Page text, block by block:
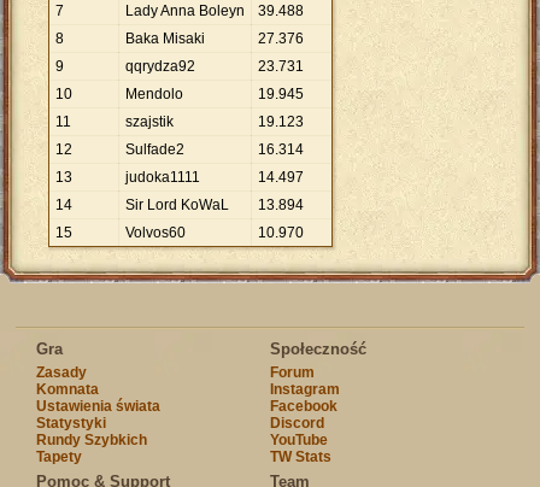
7
Lady Anna Boleyn 39.488
8
Baka Misaki 27.376
9
qqrydza92 23.731
10
Mendolo 19.945
11
szajstik 19.123
12
Sulfade2 16.314
13
judoka1111 14.497
14
Sir Lord KoWaL 13.894
15
Volvos60 10.970
Gra
Zasady
Komnata
Ustawienia świata
Statystyki
Rundy Szybkich
Tapety
Społeczność
Forum
Instagram
Facebook
Discord
YouTube
TW Stats
Pomoc & Support Team